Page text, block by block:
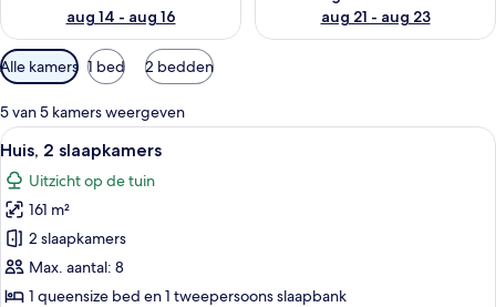
aug 14 - aug 16
aug 21 - aug 23
Beschikbare
filters
voor
kamers
Alle kamers 1 bed 2 bedden
5 van 5 kamers weergeven
Alle
foto's
voor
Huis,
2
slaapkamers
laden
20
Huis, 2 slaapkamers
Uitzicht op de tuin
161 m²
2 slaapkamers
Max. aantal: 8
1 queensize bed en 1 tweepersoons slaapbank